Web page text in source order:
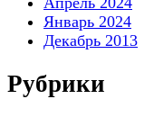
Январь 2024
Декабрь 2013
Рубрики